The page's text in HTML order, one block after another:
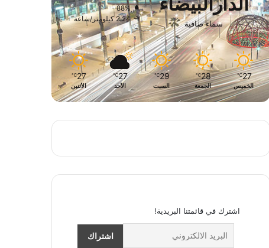
سماء صافية
88%
2.24 كيلومتر/ساعة
27
℃
الخميس
28
℃
الجمعة
29
℃
السبت
27
℃
الأحد
27
℃
الأثنين
اشترك في قائمتنا البريدية!